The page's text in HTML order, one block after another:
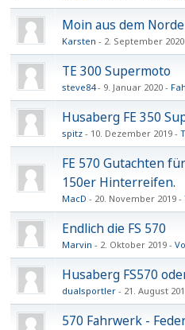
Moin aus dem
Karsten 2. September 2020
TE 300 Supermoto
steve84 9. Januar 2020
Husaberg FE 350
spitz 10. Dezember 2019
FE 570 Gutachten
150er Hinterreifen.
MacD 20. November 2019
Endlich die FS 570
Marvin 2. Oktober 2019
Husaberg FS570
dualsportler 21. August
570 Fahrwerk -